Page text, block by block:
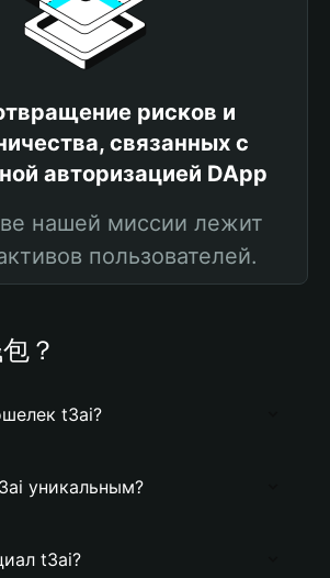
рисков и
связанных с
авторизацией DApp
нашей миссии лежит
пользователей.
？
t3ai?
уникальным?
t3ai?